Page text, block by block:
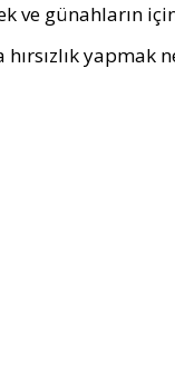
ve günahların
hırsızlık